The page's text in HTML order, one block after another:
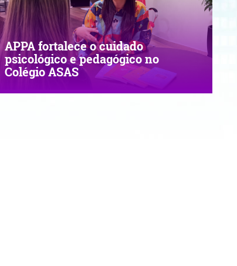
APPA fortalece o cuidado
psicológico e pedagógico no
Colégio ASAS